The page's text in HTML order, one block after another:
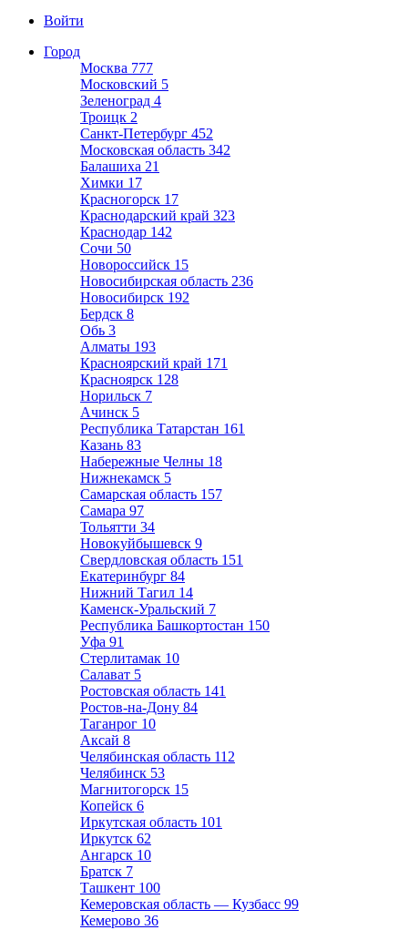
Войти
Город
Москва 777
Московский 5
Зеленоград 4
Троицк 2
Санкт-Петербург 452
Московская область 342
Балашиха 21
Химки 17
Красногорск 17
Краснодарский край 323
Краснодар 142
Сочи 50
Новороссийск 15
Новосибирская область 236
Новосибирск 192
Бердск 8
Обь 3
Алматы 193
Красноярский край 171
Красноярск 128
Норильск 7
Ачинск 5
Республика Татарстан 161
Казань 83
Набережные Челны 18
Нижнекамск 5
Самарская область 157
Самара 97
Тольятти 34
Новокуйбышевск 9
Свердловская область 151
Екатеринбург 84
Нижний Тагил 14
Каменск-Уральский 7
Республика Башкортостан 150
Уфа 91
Стерлитамак 10
Салават 5
Ростовская область 141
Ростов-на-Дону 84
Таганрог 10
Аксай 8
Челябинская область 112
Челябинск 53
Магнитогорск 15
Копейск 6
Иркутская область 101
Иркутск 62
Ангарск 10
Братск 7
Ташкент 100
Кемеровская область — Кузбасс 99
Кемерово 36